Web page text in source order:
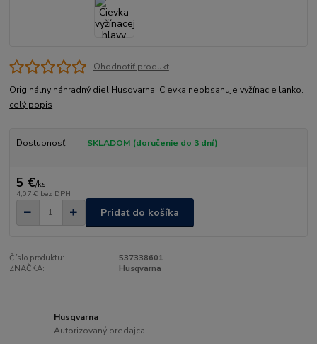
Ohodnotiť produkt
Originálny náhradný diel Husqvarna. Cievka neobsahuje vyžínacie lanko.
celý popis
Dostupnosť SKLADOM (doručenie do 3 dní)
5 €/ks
4,07 € bez DPH
Pridať do košíka
Číslo produktu:
537338601
ZNAČKA:
Husqvarna
Husqvarna
Autorizovaný predajca